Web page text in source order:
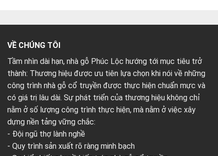
VỀ CHÚNG TÔI
Tầm nhìn dài hạn, nhà gỗ Phúc Lộc hướng tới mục tiêu trở
thành: Thương hiệu được ưu tiên lựa chọn khi nói về những
công trình nhà gỗ cổ truyền được thực hiện chuẩn mực và
có giá trị lâu dài. Sự phát triển của thương hiệu không chỉ
nằm ở số lượng công trình thực hiện, mà nằm ở việc xây
dựng nền tảng vững chắc:
- Đội ngũ thợ lành nghề
- Quy trình sản xuất rõ ràng minh bạch